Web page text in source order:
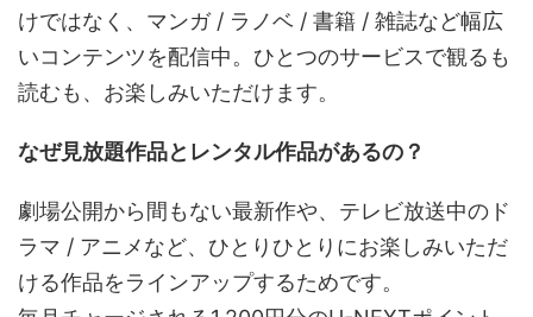
けではなく、マンガ / ラノベ / 書籍 / 雑誌など幅広
いコンテンツを配信中。ひとつのサービスで観るも
読むも、お楽しみいただけます。
なぜ見放題作品とレンタル作品があるの？
劇場公開から間もない最新作や、テレビ放送中のド
ラマ / アニメなど、ひとりひとりにお楽しみいただ
ける作品をラインアップするためです。